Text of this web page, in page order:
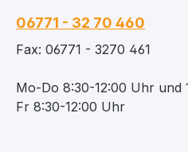
06771 - 32 70 460
Fax: 06771 - 3270 461
Mo-Do 8:30-12:00 Uhr und
Fr 8:30-12:00 Uhr